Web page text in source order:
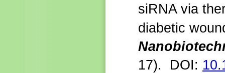
siRNA via
diabetic
17).
DOI: